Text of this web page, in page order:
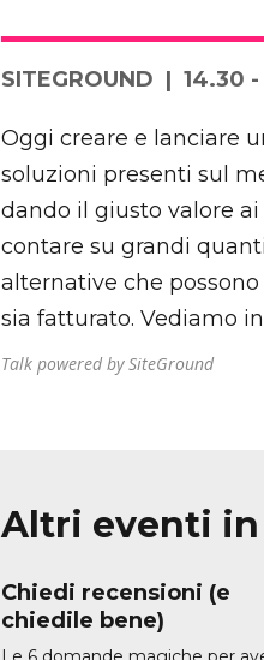
SITEGROUND 14.30 -
Oggi creare e lanciare
soluzioni presenti sul
dando il giusto valore
contare su grandi
alternative che
sia fatturato. Vediamo
Talk powered by SiteGround
Altri eventi in
Chiedi recensioni (e
chiedile bene)